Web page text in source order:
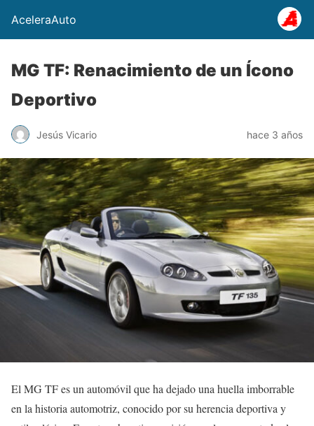
AceleraAuto
MG TF: Renacimiento de un Ícono
Deportivo
Jesús Vicario hace 3 años
El MG TF es un automóvil que ha dejado una huella imborrable
en la historia automotriz, conocido por su herencia deportiva y